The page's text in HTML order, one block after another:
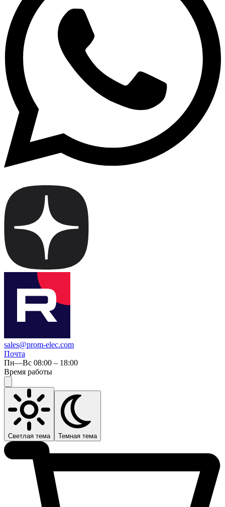
sales@prom-elec.com
Почта
Пн—Вс 08:00 – 18:00
Время работы
Светлая тема Темная тема